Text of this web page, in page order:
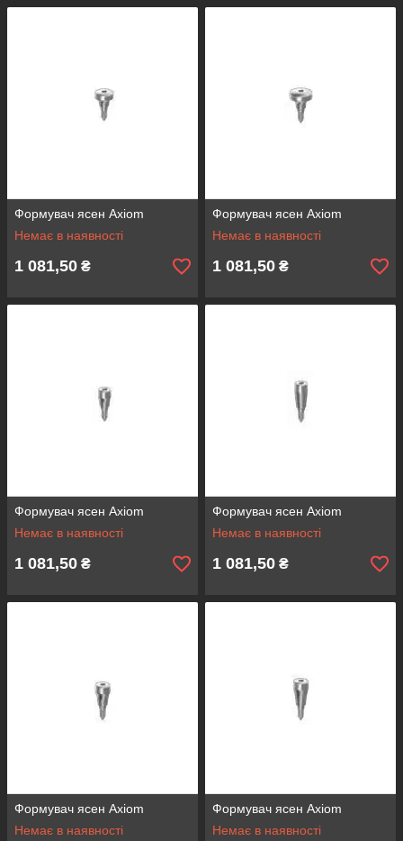
Формувач ясен Axiom
Немає в наявності
1 081,50 ₴
Формувач ясен Axiom
Немає в наявності
1 081,50 ₴
Формувач ясен Axiom
Немає в наявності
1 081,50 ₴
Формувач ясен Axiom
Немає в наявності
1 081,50 ₴
Формувач ясен Axiom
Немає в наявності
Формувач ясен Axiom
Немає в наявності